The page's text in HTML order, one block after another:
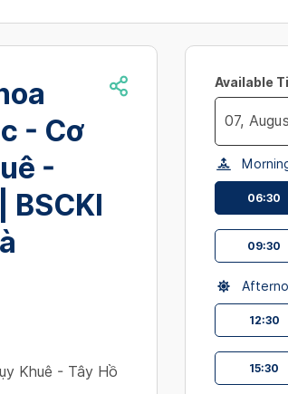
- Cơ
-
BSCKI
Khuê - Tây Hồ
Available
Navigate
forward
interact
with
calendar
and
select
a
date.
Press
06:30
09:30
12:30
15:30